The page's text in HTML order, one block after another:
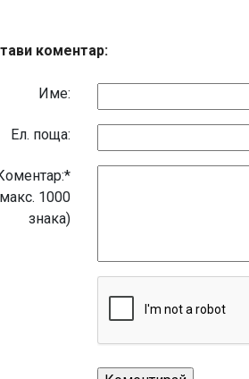
коментар:
Име:
Eл. поща:
1000
знака)